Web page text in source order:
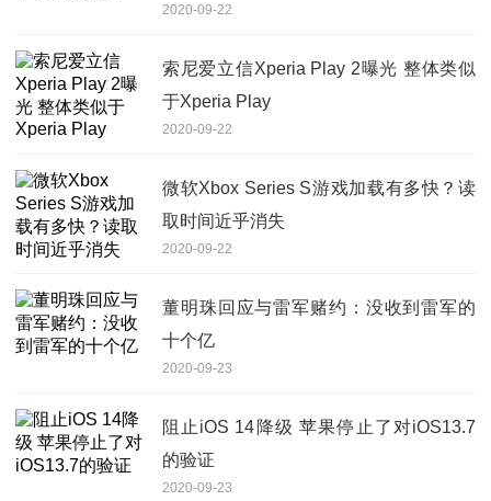
2020-09-22
索尼爱立信Xperia Play 2曝光 整体类似
于Xperia Play
2020-09-22
微软Xbox Series S游戏加载有多快？读
取时间近乎消失
2020-09-22
董明珠回应与雷军赌约：没收到雷军的
十个亿
2020-09-23
阻止iOS 14降级 苹果停止了对iOS13.7
的验证
2020-09-23